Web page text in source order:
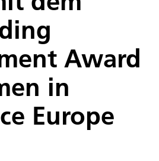
Award
in
Europe